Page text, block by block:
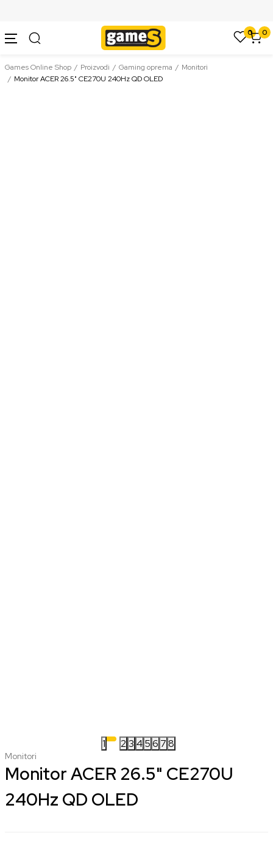
0 0
Games Online Shop Proizvodi Gaming oprema
Monitori
Monitor ACER 26.5" CE270U 240Hz QD OLED
1 23 456 78
Monitori
Monitor ACER 26.5" CE270U
240Hz QD OLED